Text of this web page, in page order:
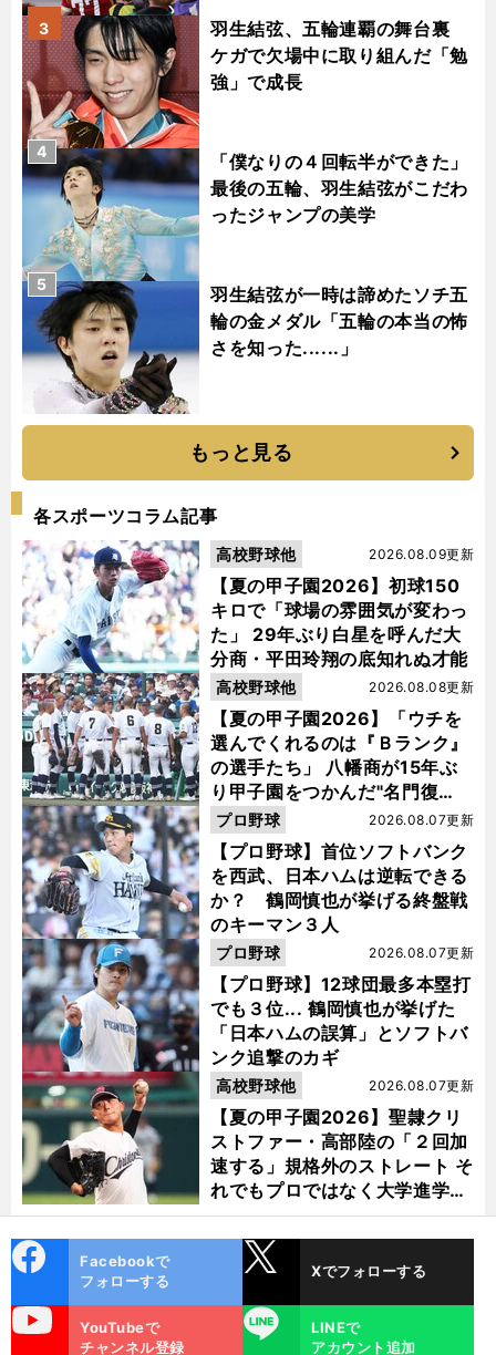
羽生結弦、五輪連覇の舞台裏
ケガで欠場中に取り組んだ「勉
強」で成長
3
「僕なりの４回転半ができた」
最後の五輪、羽生結弦がこだわ
ったジャンプの美学
4
羽生結弦が一時は諦めたソチ五
輪の金メダル「五輪の本当の怖
さを知った......」
5
もっと見る
各スポーツコラム記事
【夏の甲子園2026】初球150
キロで「球場の雰囲気が変わっ
た」 29年ぶり白星を呼んだ大
分商・平田玲翔の底知れぬ才能
2026.08.09更新
高校野球他
【夏の甲子園2026】「ウチを
選んでくれるのは『Ｂランク』
の選手たち」 八幡商が15年ぶ
り甲子園をつかんだ"名門復
活"の舞台裏
2026.08.08更新
高校野球他
【プロ野球】首位ソフトバンク
を西武、日本ハムは逆転できる
か？ 鶴岡慎也が挙げる終盤戦
のキーマン３人
2026.08.07更新
プロ野球
【プロ野球】12球団最多本塁打
でも３位... 鶴岡慎也が挙げた
「日本ハムの誤算」とソフトバ
ンク追撃のカギ
2026.08.07更新
プロ野球
【夏の甲子園2026】聖隷クリ
ストファー・高部陸の「２回加
速する」規格外のストレート そ
れでもプロではなく大学進学を
選ぶ理由
2026.08.07更新
高校野球他
ok
Facebookで
フォローする
Xでフォローする
YouTubeで
チャンネル登録
LINE
LINEで
アカウント追加